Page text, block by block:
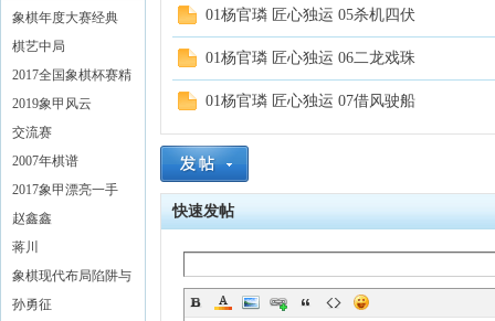
网
象棋年度大赛经典
（2018）
棋艺中局
2017全国象棋杯赛精
彩对局解析
2019象甲风云
交流赛
2007年棋谱
2017象甲漂亮一手
赵鑫鑫
蒋川
象棋现代布局陷阱与
对策 (黄少龙编着)
孙勇征
01杨官璘 匠心独运 05杀机四伏
01杨官璘 匠心独运 06二龙戏珠
01杨官璘 匠心独运 07借风驶船
快速发帖